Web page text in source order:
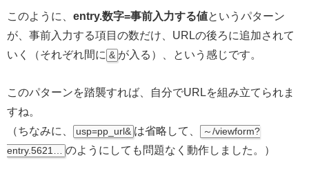
このように、 entry.数字=事前入力する値というパターン
が、事前入力する項目の数だけ、URLの後ろに追加されて
いく（それぞれ間に & が入る）、という感じです。
このパターンを踏襲すれば、自分でURLを組み立てられま
すね。
（ちなみに、
usp=pp_url& は省略して、
～/viewform?
entry.5621…
のようにしても問題なく動作しました。）